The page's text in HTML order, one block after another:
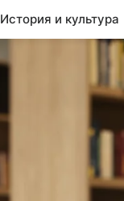
История и культура